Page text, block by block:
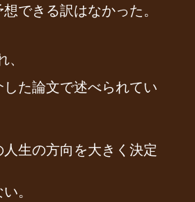
できる訳はなかった。
た論文で述べられてい
生の方向を大きく決定
。